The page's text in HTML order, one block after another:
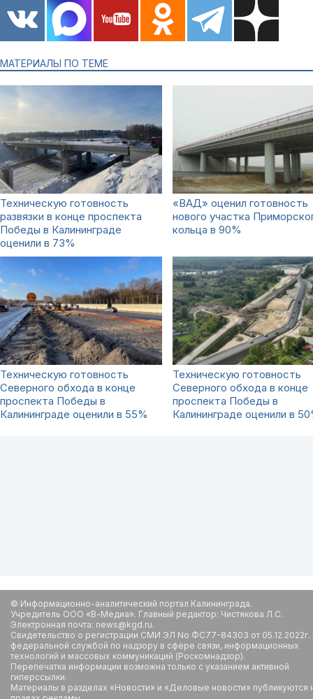
МАТЕРИАЛЫ ПО ТЕМЕ
Техническую готовность
развязки в конце проспекта
Победы в Калининграде
оценили в 73%
«ВАД» оценил готовность
нового участка
кольца в 90%
Техническую готовность
Северного обхода в конце
проспекта Победы в
Калининграде оценили в 55%
Техническую готовность
Северного обхода в конце
проспекта Победы в
Калининграде оценили в
© Информационно-аналитический портал Калининграда.
Учредитель ООО «В-Медиа». Главный редактор: Чистякова Л.С.
Электронная почта: news@kgd.ru.
Свидетельство о регистрации СМИ ЭЛ No ФС77-84303 от
федеральной службой по надзору в сфере связи, информационных
технологий и массовых коммуникаций (Роскомнадзор).
Перепечатка информации возможна только с указанием активной
гиперссылки.
Материалы в разделах «Новости» и «Деловые новости» публикуются